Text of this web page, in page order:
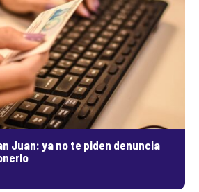
Juan: ya no te piden denuncia